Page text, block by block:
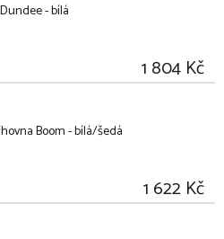
- bílá
1 804 Kč
Boom - bílá/šedá
1 622 Kč